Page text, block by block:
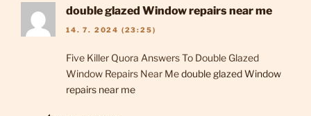
double glazed Window repairs near me
14. 7. 2024 (23:25)
Five Killer Quora Answers To Double Glazed
Window Repairs Near Medouble glazed Window
repairs near me